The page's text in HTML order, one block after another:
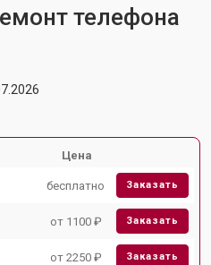
телефона
Цена
бесплатно Заказать
от 1100 ₽ Заказать
от 2250 ₽ Заказать